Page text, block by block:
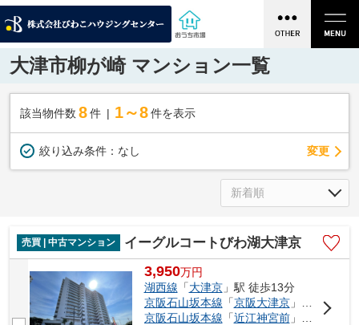
大津市柳が崎 マンション一覧
該当物件数 8件 1～8 件を表示
絞り込み条件： なし 変更
売買 | 中古マンション イーグルコートびわ湖大津京
3,950万円
湖西線 「大津京」駅 徒歩13分
京阪石山坂本線 「京阪大津京」駅 徒歩16分
京阪石山坂本線 「近江神宮前」駅 徒歩14分